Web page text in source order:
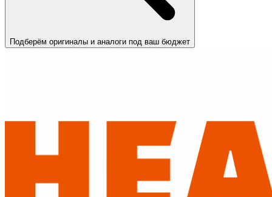
Подберём оригиналы и аналоги под ваш бюджет